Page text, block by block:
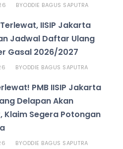
BYODDIE BAGUS SAPUTRA
IISIP Jakarta
Jadwal Daftar Ulang
Gasal 2026/2027
BYODDIE BAGUS SAPUTRA
PMB IISIP Jakarta
Delapan Akan
Klaim Segera Potongan
BYODDIE BAGUS SAPUTRA